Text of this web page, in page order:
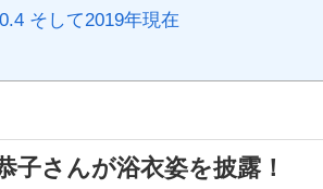
そして2019年現在
子さんが浴衣姿を披露！